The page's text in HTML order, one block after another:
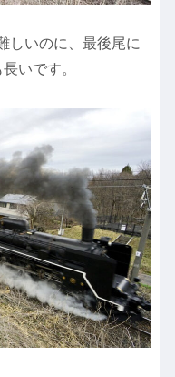
しいのに、最後尾に
いです。